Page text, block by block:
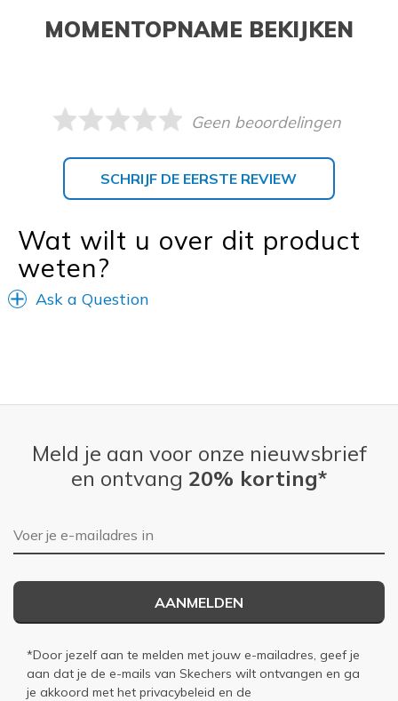
MOMENTOPNAME BEKIJKEN
Geen beoordelingen
SCHRIJF DE EERSTE REVIEW
Wat wilt u over dit product
weten?
Ask a Question
Meld je aan voor onze nieuwsbrief
en ontvang 20% korting*
E-mailadres
AANMELDEN
*Door jezelf aan te melden met jouw e-mailadres, geef je
aan dat je de e-mails van Skechers wilt ontvangen en ga
je akkoord met het privacybeleid en de